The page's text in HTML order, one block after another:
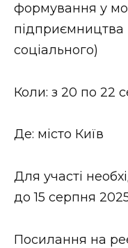
ФОТО
ВІДЕО
формування у
підприємництва
соціального)
Коли: з 20 по 22
Де: місто Київ
Для участі
до 15 серпня
Посилання на